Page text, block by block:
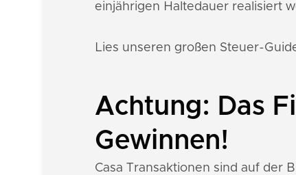
einjährigen Haltedauer realisiert
Lies unseren großen Steuer-
Achtung: Das
Gewinnen!
Casa Transaktionen sind auf der